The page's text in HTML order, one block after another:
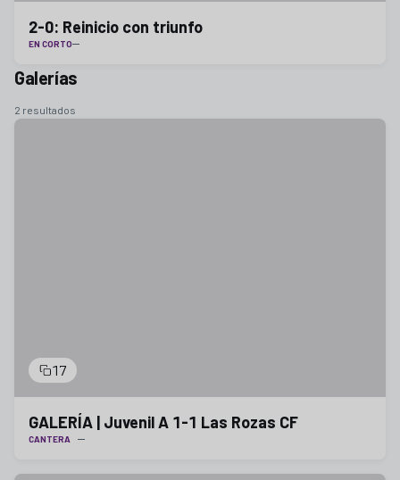
2-0: Reinicio con triunfo
EN CORTO
Galerías
2 resultados
17
GALERÍA | Juvenil A 1-1 Las Rozas CF
CANTERA